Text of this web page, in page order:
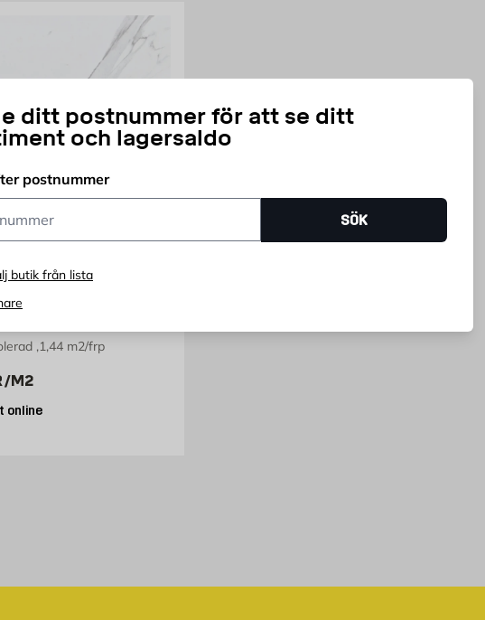
ditt postnummer för att se ditt
och lagersaldo
postnummer
SÖK
butik från lista
TILES
Polished 60x60
,1,44 m2/frp
kr /m2
/M2
online